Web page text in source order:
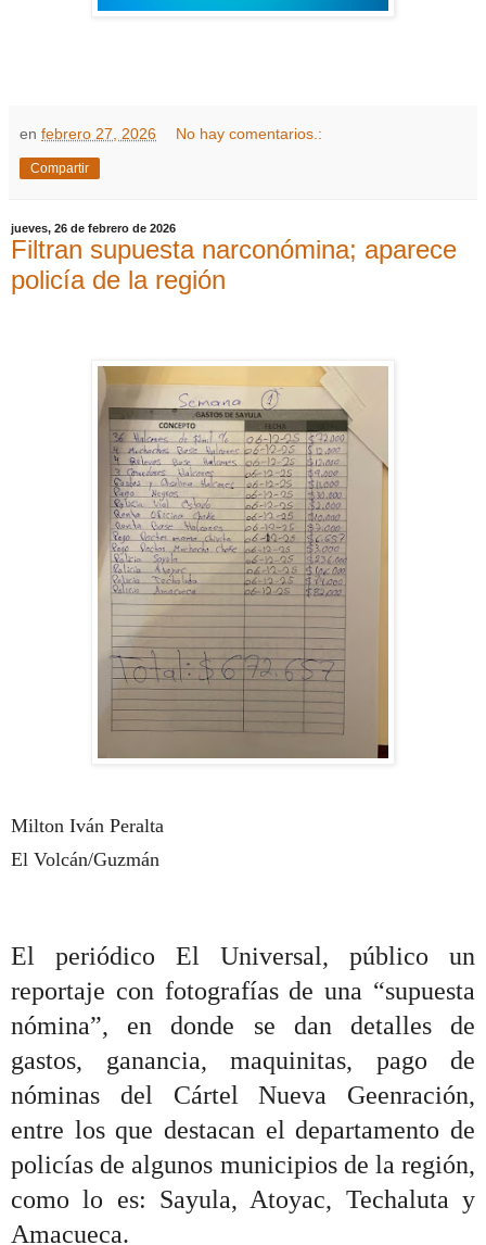
en febrero 27, 2026 No hay comentarios.:
Compartir
jueves, 26 de febrero de 2026
Filtran supuesta narconómina; aparece
policía de la región
Milton Iván Peralta
El Volcán/Guzmán
El periódico El Universal, público un
reportaje con fotografías de una “supuesta
nómina”, en donde se dan detalles de
gastos, ganancia, maquinitas, pago de
nóminas del Cártel Nueva Geenración,
entre los que destacan el departamento de
policías de algunos municipios de la región,
como lo es: Sayula, Atoyac, Techaluta y
Amacueca.